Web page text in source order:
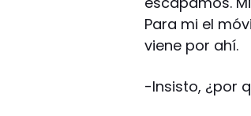
Para mi el
viene por ahí.
-Insisto, ¿por